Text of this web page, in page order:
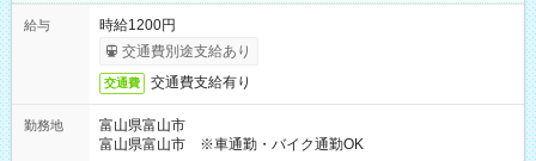
給与
時給1200円
交通費別途支給あり
交通費 交通費支給有り
勤務地
富山県富山市
富山県富山市 ※車通勤・バイク通勤OK